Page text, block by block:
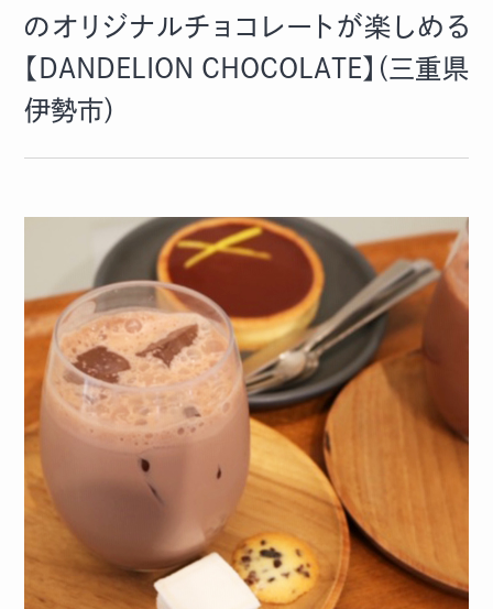
のオリジナルチョコレートが楽しめる
【DANDELION CHOCOLATE】（三重県
伊勢市）